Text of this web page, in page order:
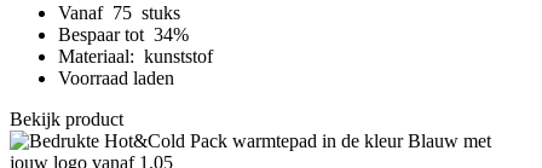
Vanaf 75 stuks
Bespaar tot 34%
Materiaal: kunststof
Voorraad laden
Bekijk product